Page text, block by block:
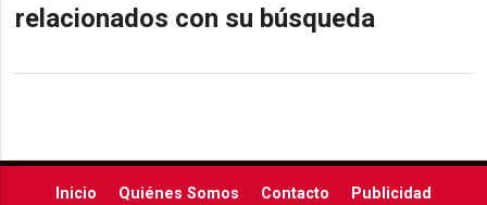
relacionados con su búsqueda
Inicio Quiénes Somos Contacto
Publicidad